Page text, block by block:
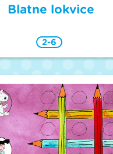
Blatne lokvice
2-6